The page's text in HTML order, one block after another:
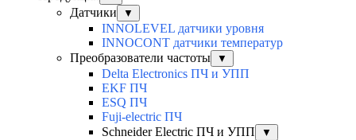
Датчики ▼
INNOLEVEL датчики уровня
INNOCONT датчики температур
Преобразователи частоты
▼
Delta Electronics ПЧ и УПП
EKF ПЧ
ESQ ПЧ
Fuji-electric ПЧ
Schneider Electric ПЧ и УПП
▼